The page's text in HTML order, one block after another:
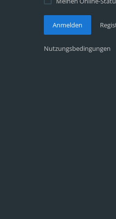
Anmelden
Nutzungsbedingungen